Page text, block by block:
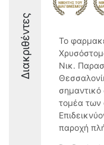
Διακριθέντες
Το
Νικ.
τομέα των
παροχή